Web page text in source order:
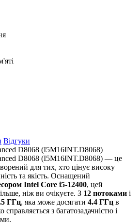
Відгуки
D8068 (I5M16INT.D8068)
D8068 (I5M16INT.D8068) — це
для тих, хто цінує високу
та якість. Оснащений
Intel Core i5-12400, цей
ніж ви очікуєте. З 12 потоками і
ГГц, яка може досягати 4.4 ГГц в
з багатозадачністю і